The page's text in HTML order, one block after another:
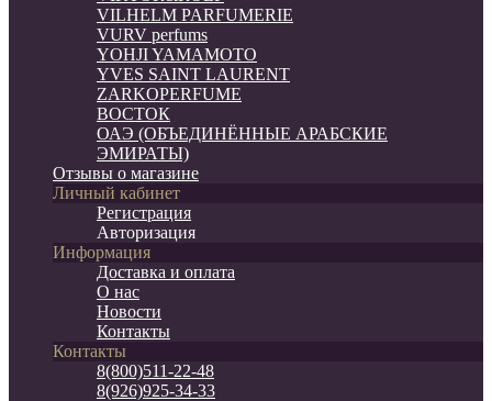
VILHELM PARFUMERIE
VURV perfums
YOHJI YAMAMOTO
YVES SAINT LAURENT
ZARKOPERFUME
ВОСТОК
ОАЭ (ОБЪЕДИНЁННЫЕ АРАБСКИЕ
ЭМИРАТЫ)
Отзывы о магазине
Личный кабинет
Регистрация
Авторизация
Информация
Доставка и оплата
О нас
Новости
Контакты
Контакты
8(800)511-22-48
8(926)925-34-33